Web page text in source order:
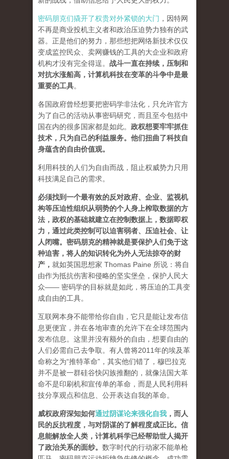
密码朋克们撬开了权贵对外紧锁的大门 ，因特网
不再是商业投机主义者和政治压迫势力独有的武
器。正是他们的努力，那些想把网络新技术仅仅
变成监控民众、卖网赚钱的工具的大企业和政府
机构才没有完全得逞。 战斗一直在持续，压制和
对抗水涨船高，计算机科技在变革的斗争中是最
重要的工具。
各国政府曾经想要把密码学非法化，只允许官方
为了自己的活动从事密码研究，而且至今包括中
国在内的很多国家都是如此。 政权想要牢牢抓住
技术，只为自己的利益服务。他们扭曲了科技自
身蕴含的自由价值观。
利用科技的人们为自由而战，阻止权威势力只用
科技满足自己的需求。
必须找到一个最有效的反对政府、企业、监视机
构等压迫性组织从弱势的个人身上榨取数据的方
法，政权的基础就建立在控制数据上，数据即权
力，通过此类控制可以迫害弱者、压迫社会、让
人闭嘴。密码朋克的精神就是要保护人们免于这
种迫害，将人的知识转化为外人无法掠夺的财
产 ， 就如英国思想家 Thomas Paine 所说：将自
由作为抵抗伤害和侵略的坚实堡垒，保护人民大
众—— 密码学的目标就是如此，将压迫的工具变
成自由的工具。
互联网本身不能带给你自由，它只是能让发布信
息更便宜，并在各地审查的允许下在全球范围内
发布信息。这里并没有额外的自由，想要自由的
人们必需自己去争取。有人曾将2011年的埃及革
命称之为“推特革命”，其实他们错了，穆巴拉克
并不是被一群硅谷快闪族推翻的，就像法国大革
命不是印刷机和宣传单的革命，而是人民利用科
技分享观点和信息、公开表达自我的革命。
威权政府深知如何通过阴谋论来强化自我 ，而人
民的反抗程度，与对阴谋的了解程度成正比。信
息能解放全人类，计算机科学已经帮助世人揭开
了政治关系的面纱。 数字时代的行动家不能单枪